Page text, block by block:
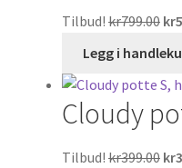
Tilbud! kr799.00 kr
Legg i
Cloudy
Tilbud! kr399.00 kr